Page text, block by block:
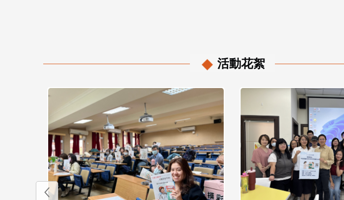
活動花絮